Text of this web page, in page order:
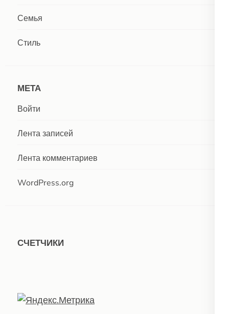
Семья
Стиль
МЕТА
Войти
Лента записей
Лента комментариев
WordPress.org
СЧЕТЧИКИ